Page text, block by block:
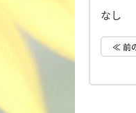
なし
≪ 前